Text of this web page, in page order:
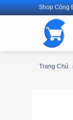
Bỏ
qua
Shop Cộng
Trang Chủ /